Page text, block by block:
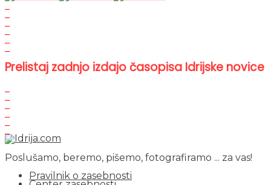
Prelistaj zadnjo izdajo časopisa Idrijske novice
Poslušamo, beremo, pišemo, fotografiramo ... za vas!
Pravilnik o zasebnosti